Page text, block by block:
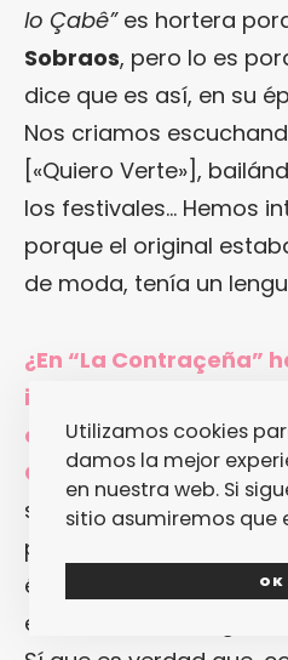
lo Çabê”es hortera
Sobraos, pero lo es
dice que es así, en su
Nos criamos
[«Quiero Verte»],
los festivales… Hemos
porque el original
de moda, tenía un
¿En “La Contraçeña”
instrumentación real y
en comparación con
Cânne”? (E)Es una
sonido es más
ponemos a hacer un
él directamente, sino en
ese modo van
Utilizamos cookies
damos la mejor
en nuestra web. Si
sitio asumiremos que
OK